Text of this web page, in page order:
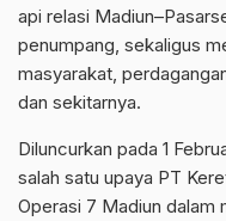
api relasi
penumpang, sekaligus
masyarakat,
dan sekitarnya.
Diluncurkan pada 1
salah satu upaya PT
Operasi 7 Madiun dalam